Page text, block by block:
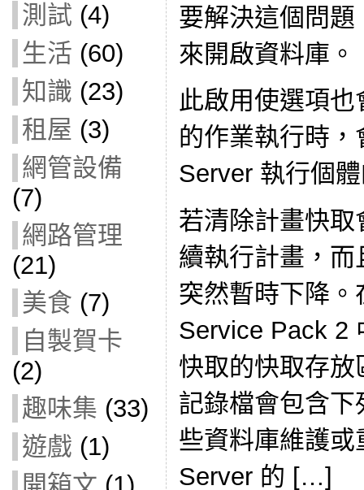
測試 (4)
生活 (60)
知識 (23)
租屋 (3)
網管設備
(7)
網路管理
(21)
美食 (7)
自製賀卡
(2)
趣味集 (33)
遊戲 (1)
要解決這個問
來開啟資料庫。
此啟用使選項
的作業執行時
Server 執行個
若清除計畫快
續執行計畫，
突然暫時下降
Service Pack 2
快取的快取存
記錄檔會包含
些資料庫維護
Server 的 […]